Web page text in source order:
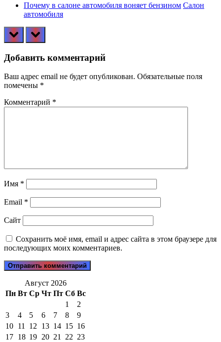
Почему в салоне автомобиля воняет бензином Салон
автомобиля
prev next
Добавить комментарий
Ваш адрес email не будет опубликован. Обязательные поля
помечены *
Комментарий *
Имя *
Email *
Сайт
Сохранить моё имя, email и адрес сайта в этом браузере для
последующих моих комментариев.
Август 2026
Пн Вт Ср Чт Пт Сб Вс
1
2
3
4 5 6 7 8
9
10 11 12 13 14 15 16
17 18 19 20 21 22 23